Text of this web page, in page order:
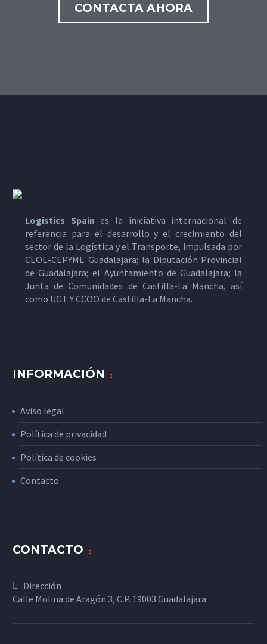
CONTACTA AHORA
Logistics Spain es la iniciativa internacional de
referencia para el desarrollo y el crecimiento del
sector de la Logística y el Transporte, impulsada por
CEOE-CEPYME Guadalajara; la Diputación Provincial
de Guadalajara; el Ayuntamiento de Guadalajara; la
Junta de Comunidades de Castilla-La Mancha, así
como UGT Y CCOO de Castilla-La Mancha.
INFORMACIÓN
Aviso legal
Política de privacidad
Política de cookies
Contacto
CONTACTO
Dirección
Calle Molina de Aragón 3, C.P. 19003 Guadalajara